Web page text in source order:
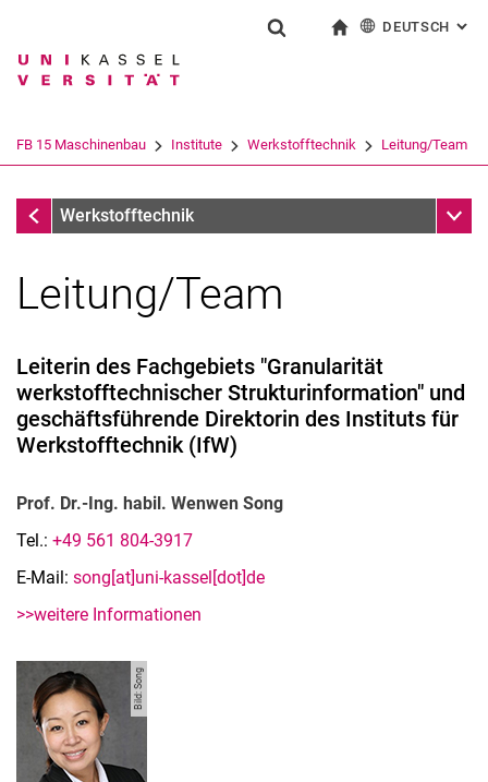
Springe direkt zu: Inhalt
Springe direkt zu: Suche
Springe direkt zu:
Suchbegriff
Suchen (öffnet externen Link in einem
DEUTSCH :
FB 15 Maschinenbau Institute Werkstofftechnik Leitung/Team
Werkstofftechnik
Werkstofftechnik
Leitung/Team
Leiterin des Fachgebiets "Granularität
werkstofftechnischer Strukturinformation" und
geschäftsführende Direktorin des Instituts für
Werkstofftechnik (IfW)
Prof. Dr.-Ing. habil. Wenwen Song
Tel.: +49 561 804-3917
E-Mail: song[at]uni-kassel[dot]de
>>weitere Informationen
Bild: Song